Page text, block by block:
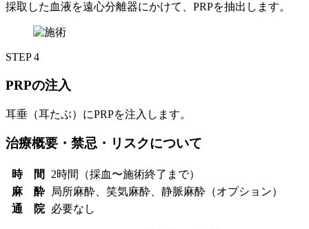
採取した血液を遠心分離器にかけて、PRPを抽出します。
STEP 4
PRPの注入
耳垂（耳たぶ）にPRPを注入します。
治療概要・禁忌・リスクについて
時 間
2時間（採血〜施術終了まで）
麻 酔
局所麻酔、笑気麻酔、静脈麻酔（オプション）
通 院
必要なし